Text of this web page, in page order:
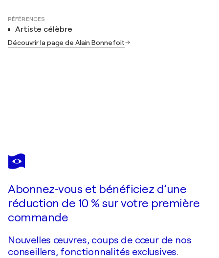
RÉFÉRENCES
Artiste célèbre
Découvrir la page de Alain Bonnefoit
ALAIN BONNEFOIT
Nu courbé
Abonnez-vous et bénéficiez d’une
réduction de 10 % sur votre première
commande
Nouvelles œuvres, coups de cœur de nos
conseillers, fonctionnalités exclusives.